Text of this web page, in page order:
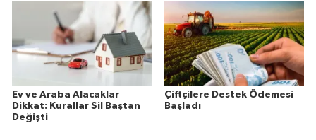
Ev ve Araba Alacaklar
Dikkat: Kurallar Sil Baştan
Değişti
Çiftçilere Destek Ödemesi
Başladı